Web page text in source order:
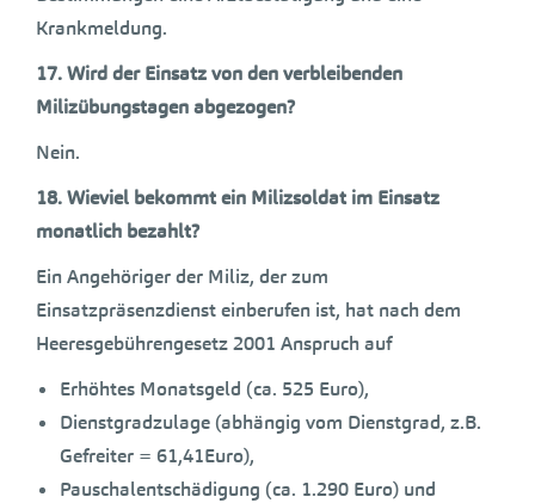
Krankmeldung.
17.Wird der Einsatz von den verbleibenden
Milizübungstagen abgezogen?
Nein.
18.Wieviel bekommt ein Milizsoldat im Einsatz
monatlich bezahlt?
Ein Angehöriger der Miliz, der zum
Einsatzpräsenzdienst einberufen ist, hat nach dem
Heeresgebührengesetz 2001 Anspruch auf
Erhöhtes Monatsgeld (ca. 525 Euro),
Dienstgradzulage (abhängig vom Dienstgrad, z.B.
Gefreiter = 61,41Euro),
Pauschalentschädigung (ca. 1.290 Euro) und